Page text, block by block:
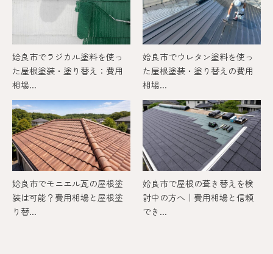
姶良市でラジカル塗料を使っ
た屋根塗装・塗り替え：費用
相場...
姶良市でウレタン塗料を使っ
た屋根塗装・塗り替えの費用
相場...
姶良市でモニエル瓦の屋根塗
装は可能？費用相場と屋根塗
り替...
姶良市で屋根の葺き替えを検
討中の方へ｜費用相場と信頼
でき...